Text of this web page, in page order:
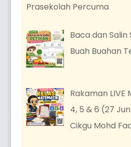
Prasekolah Percuma
Baca dan
Buah Buahan
Rakaman
4, 5 & 6 (27
Cikgu Mohd